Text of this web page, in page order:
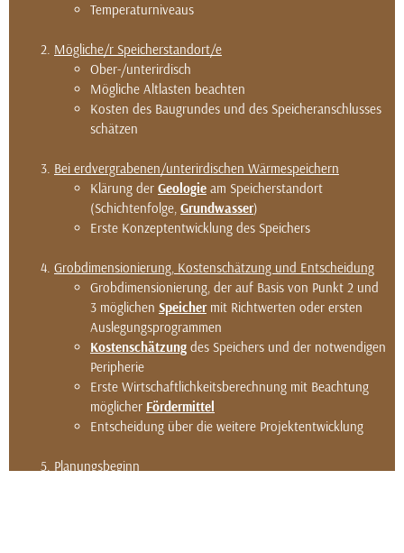
Temperaturniveaus
Mögliche/r Speicherstandort/e
Ober-/unterirdisch
Mögliche Altlasten beachten
Kosten des Baugrundes und des Speicheranschlusses
schätzen
Bei erdvergrabenen/unterirdischen Wärmespeichern
Klärung der Geologie am Speicherstandort
(Schichtenfolge, Grundwasser)
Erste Konzeptentwicklung des Speichers
Grobdimensionierung, Kostenschätzung und Entscheidung
Grobdimensionierung, der auf Basis von Punkt 2 und
3 möglichen Speicher mit Richtwerten oder ersten
Auslegungsprogrammen
Kostenschätzung des Speichers und der notwendigen
Peripherie
Erste Wirtschaftlichkeitsberechnung mit Beachtung
möglicher Fördermittel
Entscheidung über die weitere Projektentwicklung
Planungsbeginn